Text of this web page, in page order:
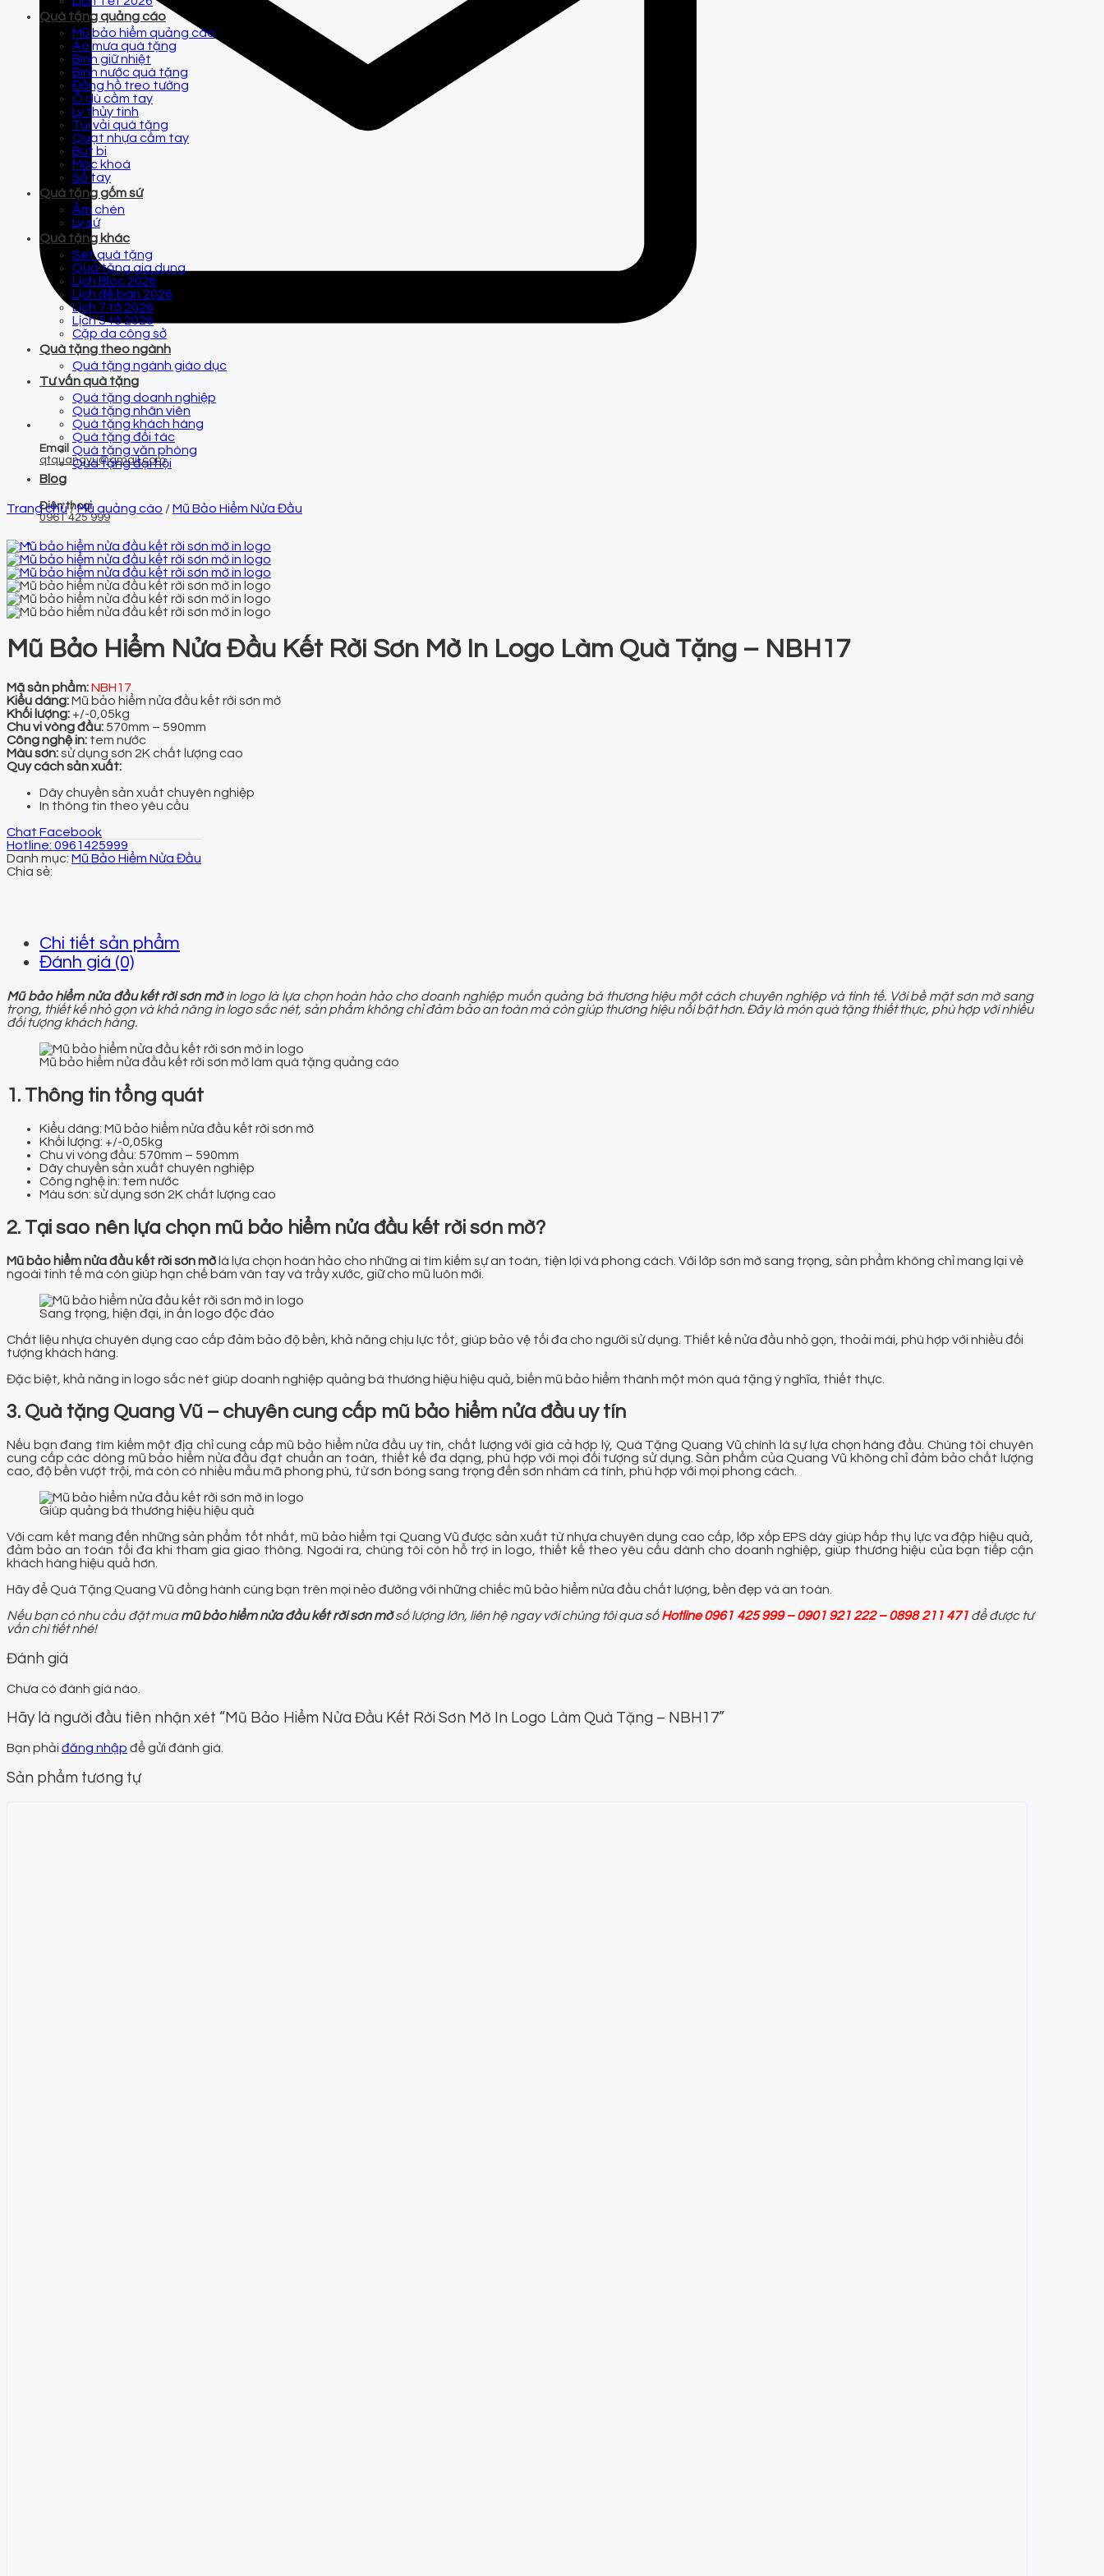
Email
qtquangvu@gmail.com
Điện thoại
0961 425 999
Quà tặng quảng cáo
Mũ bảo hiểm quảng cáo
Áo mưa quà tặng
Bình giữ nhiệt
Bình nước quà tặng
Đồng hồ treo tường
Ô dù cầm tay
Ly thủy tinh
Túi vải quà tặng
Quạt nhựa cầm tay
Bút bi
Móc khoá
Sổ tay
Quà tặng gốm sứ
Ấm chén
Ly sứ
Quà tặng khác
Set quà tặng
Quà tặng gia dụng
Lịch Bloc 2026
Lịch để bàn 2026
Lịch 7 tờ 2026
Lịch 5 tờ 2026
Cặp da công sở
Quà tặng theo ngành
Quà tặng ngành giáo dục
Tư vấn quà tặng
Quà tặng doanh nghiệp
Quà tặng nhân viên
Quà tặng khách hàng
Quà tặng đối tác
Quà tặng văn phòng
Quà tặng đại hội
Blog
Trang chủ/Mũ quảng cáo /Mũ Bảo Hiểm Nửa Đầu
Mũ Bảo Hiểm Nửa Đầu Kết Rời Sơn Mờ In Logo Làm Quà Tặng – NBH17
Mã sản phẩm:NBH17
Kiểu dáng:Mũ bảo hiểm nửa đầu kết rời sơn mờ
Khối lượng: +/-0,05kg
Chu vi vòng đầu:570mm – 590mm
Công nghệ in: tem nước
Màu sơn:sử dụng sơn 2K chất lượng cao
Quy cách sản xuất:
Dây chuyền sản xuất chuyên nghiệp
In thông tin theo yêu cầu
Chat Facebook
Hotline: 0961425999
Danh mục: Mũ Bảo Hiểm Nửa Đầu
Chi tiết sản phẩm
Đánh giá (0)
Mũ bảo hiểm nửa đầu kết rời sơn mờin logo là lựa chọn hoàn hảo cho doanh nghiệp muốn quảng bá thương hiệu một cách chuyên nghiệp và tinh tế. Với bề mặt sơn mờ sang
trọng, thiết kế nhỏ gọn và khả năng in logo sắc nét, sản phẩm không chỉ đảm bảo an toàn mà còn giúp thương hiệu nổi bật hơn. Đây là món quà tặng thiết thực, phù hợp với nhiều
đối tượng khách hàng.
Mũ bảo hiểm nửa đầu kết rời sơn mờ làm quà tặng quảng cáo
1. Thông tin tổng quát
Kiểu dáng: Mũ bảo hiểm nửa đầu kết rời sơn mờ
Khối lượng: +/-0,05kg
Chu vi vòng đầu: 570mm – 590mm
Dây chuyền sản xuất chuyên nghiệp
Công nghệ in: tem nước
Màu sơn: sử dụng sơn 2K chất lượng cao
2. Tại sao nên lựa chọn mũ bảo hiểm nửa đầu kết rời sơn mờ?
Mũ bảo hiểm nửa đầu kết rời sơn mờlà lựa chọn hoàn hảo cho những ai tìm kiếm sự an toàn, tiện lợi và phong cách. Với lớp sơn mờ sang trọng, sản phẩm không chỉ mang lại vẻ
ngoài tinh tế mà còn giúp hạn chế bám vân tay và trầy xước, giữ cho mũ luôn mới.
Sang trọng, hiện đại, in ấn logo độc đáo
Chất liệu nhựa chuyên dụng cao cấp đảm bảo độ bền, khả năng chịu lực tốt, giúp bảo vệ tối đa cho người sử dụng. Thiết kế nửa đầu nhỏ gọn, thoải mái, phù hợp với nhiều đối
tượng khách hàng.
Đặc biệt, khả năng in logo sắc nét giúp doanh nghiệp quảng bá thương hiệu hiệu quả, biến mũ bảo hiểm thành một món quà tặng ý nghĩa, thiết thực.
3. Quà tặng Quang Vũ – chuyên cung cấp mũ bảo hiểm nửa đầu uy tín
Nếu bạn đang tìm kiếm một địa chỉ cung cấp mũ bảo hiểm nửa đầu uy tín, chất lượng với giá cả hợp lý, Quà Tặng Quang Vũ chính là sự lựa chọn hàng đầu. Chúng tôi chuyên
cung cấp các dòng mũ bảo hiểm nửa đầu đạt chuẩn an toàn, thiết kế đa dạng, phù hợp với mọi đối tượng sử dụng. Sản phẩm của Quang Vũ không chỉ đảm bảo chất lượng
cao, độ bền vượt trội, mà còn có nhiều mẫu mã phong phú, từ sơn bóng sang trọng đến sơn nhám cá tính, phù hợp với mọi phong cách.
Giúp quảng bá thương hiệu hiệu quả
Với cam kết mang đến những sản phẩm tốt nhất, mũ bảo hiểm tại Quang Vũ được sản xuất từ nhựa chuyên dụng cao cấp, lớp xốp EPS dày giúp hấp thụ lực va đập hiệu quả,
đảm bảo an toàn tối đa khi tham gia giao thông. Ngoài ra, chúng tôi còn hỗ trợ in logo, thiết kế theo yêu cầu dành cho doanh nghiệp, giúp thương hiệu của bạn tiếp cận
khách hàng hiệu quả hơn.
Hãy để Quà Tặng Quang Vũ đồng hành cùng bạn trên mọi nẻo đường với những chiếc mũ bảo hiểm nửa đầu chất lượng, bền đẹp và an toàn.
Nếu bạn có nhu cầu đặt muamũ bảo hiểm nửa đầu kết rời sơn mờsố lượng lớn, liên hệ ngay với chúng tôi qua sốHotline 0961 425 999 – 0901 921 222 – 0898 211 471để được tư
vấn chi tiết nhé!
Đánh giá
Chưa có đánh giá nào.
Hãy là người đầu tiên nhận xét “Mũ Bảo Hiểm Nửa Đầu Kết Rời Sơn Mờ In Logo Làm Quà Tặng – NBH17”
Bạn phải đăng nhập để gửi đánh giá.
Sản phẩm tương tự